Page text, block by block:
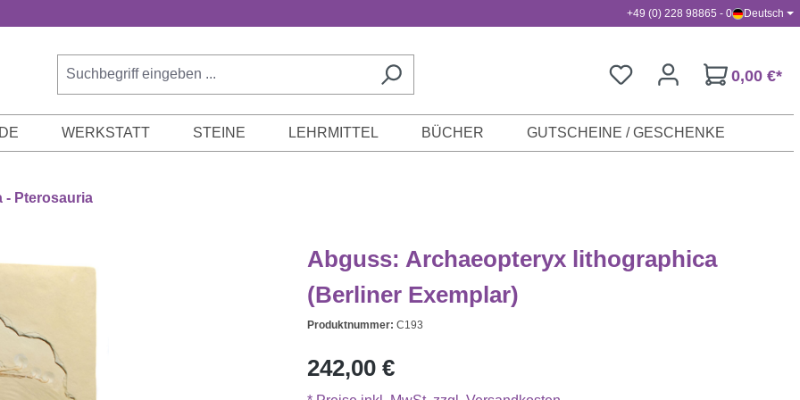
+49 (0) 228 98865 - 0 Deutsch
0,00 €*
WERKSTATT STEINE LEHRMITTEL BÜCHER GUTSCHEINE / GESCHENKE
- Pterosauria
Abguss: Archaeopteryx lithographica
(Berliner Exemplar)
Produktnummer: C193
Regulärer Preis:
242,00 €